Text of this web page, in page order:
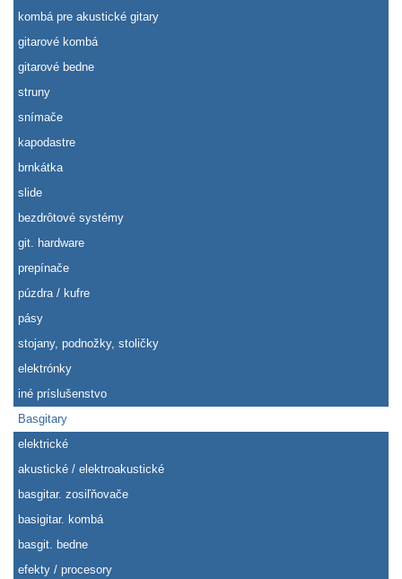
kombá pre akustické gitary
gitarové kombá
gitarové bedne
struny
snímače
kapodastre
brnkátka
slide
bezdrôtové systémy
git. hardware
prepínače
púzdra / kufre
pásy
stojany, podnožky, stoličky
elektrónky
iné príslušenstvo
Basgitary
elektrické
akustické / elektroakustické
basgitar. zosiľňovače
basigitar. kombá
basgit. bedne
efekty / procesory